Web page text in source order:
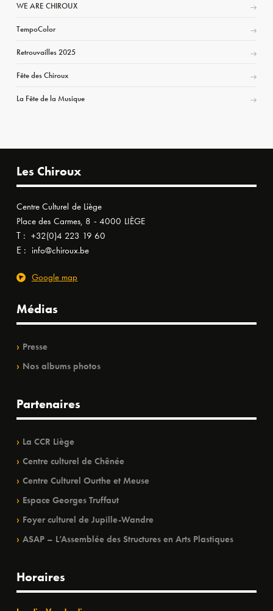
WE ARE CHIROUX
TempoColor
Retrouvailles 2025
Fête des Chiroux
La Fête de la Musique
Les Chiroux
Centre Culturel de Liège
Place des Carmes, 8 - 4000 LIÈGE
T : +32(0)4 223 19 60
E : info@chiroux.be
Google map
Médias
Presse
Nos albums photos
Partenaires
La CCR Liège
Centre culturel de Chênée
Centre Culturel Ourthe et Meuse
Espace Georges Truffaut
Foyer culturel de Jupille-Wandre
ASAP – L’Assemblée des Structures en Arts Plastiques
Horaires